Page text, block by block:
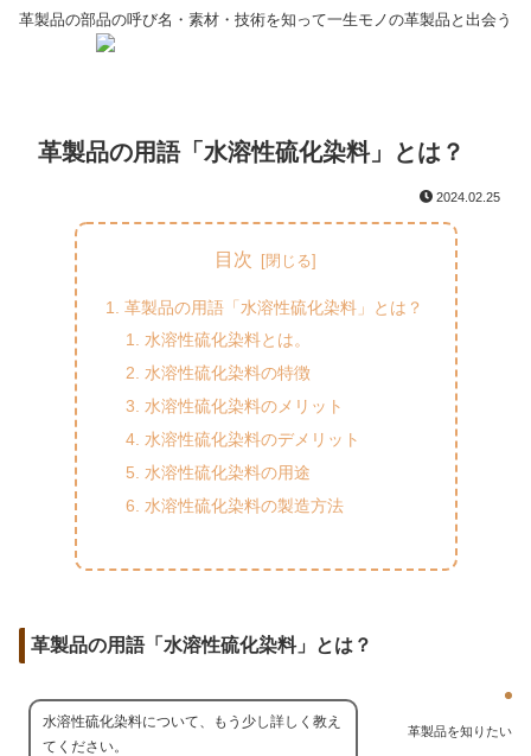
革製品の部品の呼び名・素材・技術を知って一生モノの革製品と出会う
革製品の用語「水溶性硫化染料」とは？
2024.02.25
目次
革製品の用語「水溶性硫化染料」とは？
水溶性硫化染料とは。
水溶性硫化染料の特徴
水溶性硫化染料のメリット
水溶性硫化染料のデメリット
水溶性硫化染料の用途
水溶性硫化染料の製造方法
革製品の用語「水溶性硫化染料」とは？
革製品を知りたい
水溶性硫化染料について、もう少し詳しく教え
てください。